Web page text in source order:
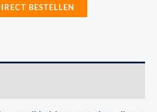
BESTELLEN